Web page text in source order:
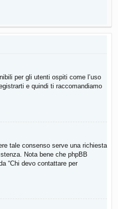
per gli utenti ospiti come l’uso
e quindi ti raccomandiamo
tale consenso serve una richiesta
Nota bene che phpBB
“Chi devo contattare per